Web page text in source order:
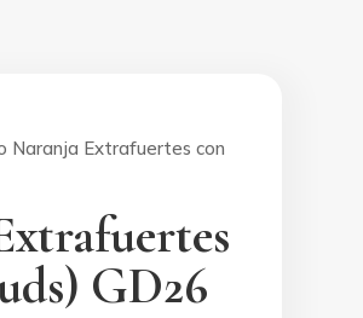
Naranja Extrafuertes con
GD26